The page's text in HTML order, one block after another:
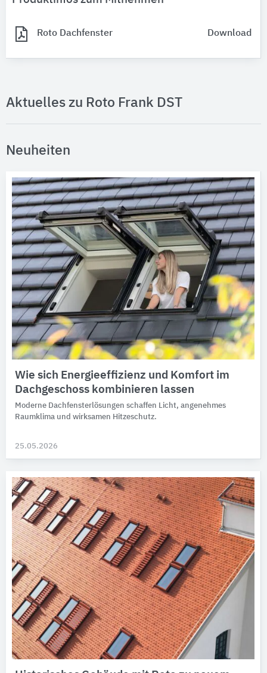
Roto Dachfenster Download
Aktuelles zu Roto Frank DST
Neuheiten
Wie sich Energieeffizienz und Komfort im
Dachgeschoss kombinieren lassen
Moderne Dachfensterlösungen schaffen Licht, angenehmes
Raumklima und wirksamen Hitzeschutz.
25.05.2026